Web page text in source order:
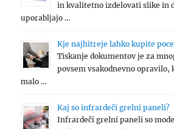
in kvalitetno izdelovati slike in
uporabljajo …
Kje najhitreje lahko kupite
Tiskanje dokumentov je za
povsem vsakodnevno opravilo,
malo …
Kaj so infrardeči grelni paneli?
Infrardeči grelni paneli so